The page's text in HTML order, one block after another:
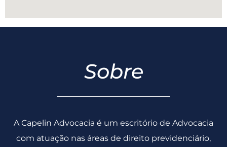
com atuação nas áreas de direito previdenciário,
OAB/PR 19.685